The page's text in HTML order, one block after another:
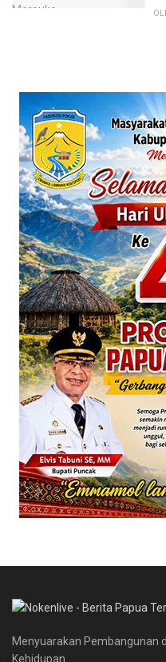
Menyuarakan Pembangunan
Kehidupan